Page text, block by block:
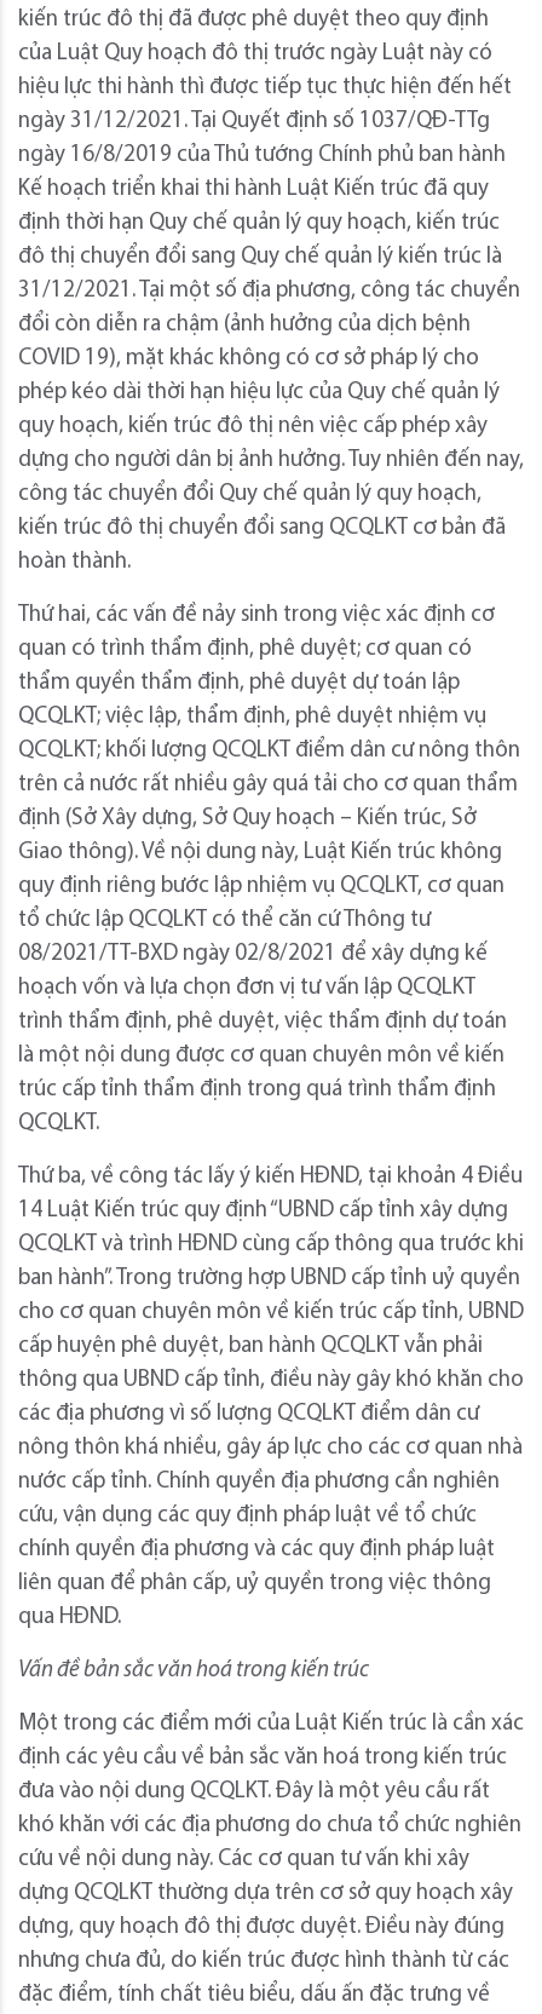
kiến trúc đô thị đã được phê duyệt theo quy định
của Luật Quy hoạch đô thị trước ngày Luật này có
hiệu lực thi hành thì được tiếp tục thực hiện đến hết
ngày 31/12/2021. Tại Quyết định số 1037/QĐ-TTg
ngày 16/8/2019 của Thủ tướng Chính phủ ban hành
Kế hoạch triển khai thi hành Luật Kiến trúc đã quy
định thời hạn Quy chế quản lý quy hoạch, kiến trúc
đô thị chuyển đổi sang Quy chế quản lý kiến trúc là
31/12/2021. Tại một số địa phương, công tác chuyển
đổi còn diễn ra chậm (ảnh hưởng của dịch bệnh
COVID 19), mặt khác không có cơ sở pháp lý cho
phép kéo dài thời hạn hiệu lực của Quy chế quản lý
quy hoạch, kiến trúc đô thị nên việc cấp phép xây
dựng cho người dân bị ảnh hưởng. Tuy nhiên đến nay,
công tác chuyển đổi Quy chế quản lý quy hoạch,
kiến trúc đô thị chuyển đổi sang QCQLKT cơ bản đã
hoàn thành.
Thứ hai, các vấn đề nảy sinh trong việc xác định cơ
quan có trình thẩm định, phê duyệt; cơ quan có
thẩm quyền thẩm định, phê duyệt dự toán lập
QCQLKT; việc lập, thẩm định, phê duyệt nhiệm vụ
QCQLKT; khối lượng QCQLKT điểm dân cư nông thôn
trên cả nước rất nhiều gây quá tải cho cơ quan thẩm
định (Sở Xây dựng, Sở Quy hoạch – Kiến trúc, Sở
Giao thông). Về nội dung này, Luật Kiến trúc không
quy định riêng bước lập nhiệm vụ QCQLKT, cơ quan
tổ chức lập QCQLKT có thể căn cứ Thông tư
08/2021/TT-BXD ngày 02/8/2021 để xây dựng kế
hoạch vốn và lựa chọn đơn vị tư vấn lập QCQLKT
trình thẩm định, phê duyệt, việc thẩm định dự toán
là một nội dung được cơ quan chuyên môn về kiến
trúc cấp tỉnh thẩm định trong quá trình thẩm định
QCQLKT.
Thứ ba, về công tác lấy ý kiến HĐND, tại khoản 4 Điều
14 Luật Kiến trúc quy định “UBND cấp tỉnh xây dựng
QCQLKT và trình HĐND cùng cấp thông qua trước khi
ban hành”. Trong trường hợp UBND cấp tỉnh uỷ quyền
cho cơ quan chuyên môn về kiến trúc cấp tỉnh, UBND
cấp huyện phê duyệt, ban hành QCQLKT vẫn phải
thông qua UBND cấp tỉnh, điều này gây khó khăn cho
các địa phương vì số lượng QCQLKT điểm dân cư
nông thôn khá nhiều, gây áp lực cho các cơ quan nhà
nước cấp tỉnh. Chính quyền địa phương cần nghiên
cứu, vận dụng các quy định pháp luật về tổ chức
chính quyền địa phương và các quy định pháp luật
liên quan để phân cấp, uỷ quyền trong việc thông
qua HĐND.
Vấn đề bản sắc văn hoá trong kiến trúc
Một trong các điểm mới của Luật Kiến trúc là cần xác
định các yêu cầu về bản sắc văn hoá trong kiến trúc
đưa vào nội dung QCQLKT. Đây là một yêu cầu rất
khó khăn với các địa phương do chưa tổ chức nghiên
cứu về nội dung này. Các cơ quan tư vấn khi xây
dựng QCQLKT thường dựa trên cơ sở quy hoạch xây
dựng, quy hoạch đô thị được duyệt. Điều này đúng
nhưng chưa đủ, do kiến trúc được hình thành từ các
đặc điểm, tính chất tiêu biểu, dấu ấn đặc trưng về